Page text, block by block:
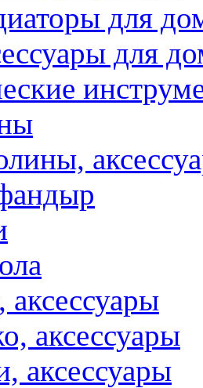
для
для
аксессуары
аксессуары
аксессуары